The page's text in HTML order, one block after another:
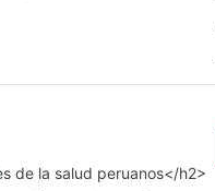
de la salud peruanos</h2>